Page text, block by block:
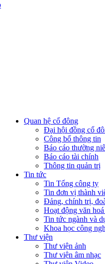
Quan hệ cổ đông
Đại hội đồng cổ
Công bố thông tin
Báo cáo thường
Báo cáo tài chính
Thông tin quản trị
Tin tức
Tin Tổng công ty
Tin đơn vị thành
Đảng, chính trị,
Hoạt động văn
Tin tức ngành và
Khoa học công
Thư viện
Thư viện ảnh
Thư viện âm nhạc